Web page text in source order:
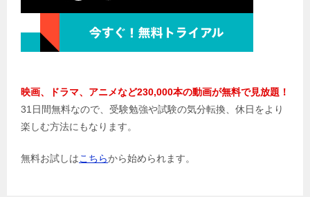
映画、ドラマ、アニメなど230,000本の動画が無料で見放題！
31日間無料なので、受験勉強や試験の気分転換、休日をより
楽しむ方法にもなります。
無料お試しはこちらから始められます。